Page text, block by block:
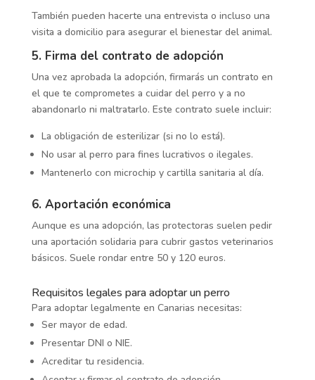
También pueden hacerte una entrevista o incluso una
visita a domicilio para asegurar el bienestar del animal.
5. Firma del contrato de adopción
Una vez aprobada la adopción, firmarás un contrato en
el que te comprometes a cuidar del perro y a no
abandonarlo ni maltratarlo. Este contrato suele incluir:
La obligación de esterilizar (si no lo está).
No usar al perro para fines lucrativos o ilegales.
Mantenerlo con microchip y cartilla sanitaria al día.
6. Aportación económica
Aunque es una adopción, las protectoras suelen pedir
una aportación solidaria para cubrir gastos veterinarios
básicos. Suele rondar entre 50 y 120 euros.
Requisitos legales para adoptar un perro
Para adoptar legalmente en Canarias necesitas:
Ser mayor de edad.
Presentar DNI o NIE.
Acreditar tu residencia.